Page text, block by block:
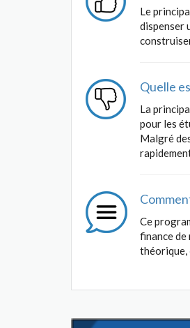
Le
dispenser
Quelle
La
pour les
Malgré
Ce
finance de
théorique,